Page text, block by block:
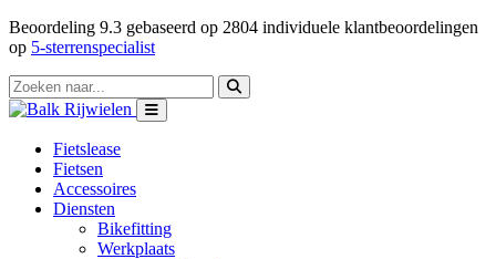
Beoordeling 9.3 gebaseerd op 2804 individuele klantbeoordelingen
op 5-sterrenspecialist
Fietslease
Fietsen
Accessoires
Diensten
Bikefitting
Werkplaats